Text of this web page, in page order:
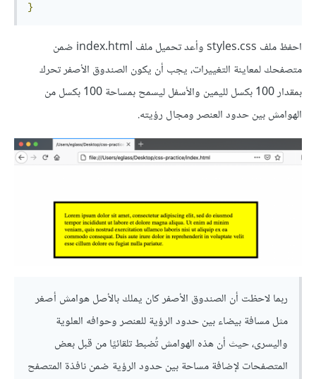
}
احفظ ملف styles.css وأعد تحميل ملف index.html ضمن
متصفحك لمعاينة التغييرات، يجب أن يكون الصندوق الأصفر تحرك
بمقدار 100 بكسل لليمين والأسفل ليسمح بمساحة 100 بكسل من
الهوامش بين حدود العنصر ومجال رؤيته.
ربما لاحظت أن الصندوق الأصفر كان يملك بالأصل هوامش أصغر
مثل مسافة بيضاء بين حدود الرؤية للعنصر وحوافه العلوية
واليسرى، حيث أن هذه الهوامش تُضبط تلقائيًا من قبل بعض
المتصفحات لإضافة مساحة بين حدود الرؤية ضمن نافذة المتصفح